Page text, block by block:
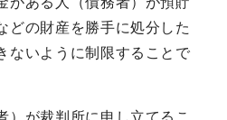
どの財産を勝手に処分した
ないように制限することで